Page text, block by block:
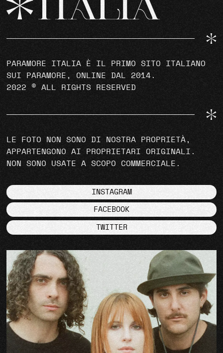
PARAMORE ITALIA È IL PRIMO SITO ITALIANO
SUI PARAMORE, ONLINE DAL 2014.
2022 © ALL RIGHTS RESERVED
LE FOTO NON SONO DI NOSTRA PROPRIETÀ,
APPARTENGONO AI PROPRIETARI ORIGINALI.
NON SONO USATE A SCOPO COMMERCIALE.
INSTAGRAM
FACEBOOK
TWITTER